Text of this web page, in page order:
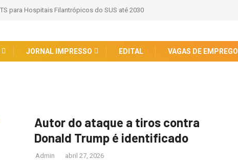
para Hospitais Filantrópicos do SUS até 2030
JORNAL IMPRESSO EDITAL VAGAS DE EMPREGO
Autor do ataque a tiros contra
Donald Trump é identificado
Admin abril 27, 2026